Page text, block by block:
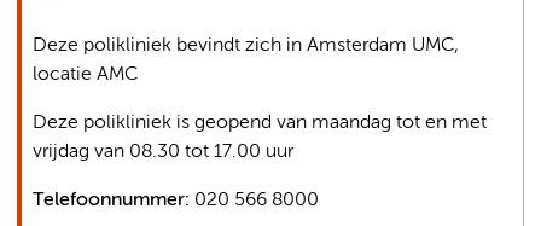
Deze polikliniek bevindt zich in Amsterdam UMC,
locatie AMC
Deze polikliniek is geopend van maandag tot en met
vrijdag van 08.30 tot 17.00 uur
Telefoonnummer: 020 566 8000